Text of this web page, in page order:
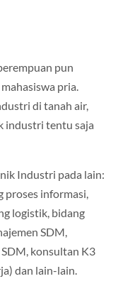
pun
pria.
di tanah air,
industri tentu saja
Industri pada lain:
proses informasi,
logistik, bidang
SDM,
konsultan K3
dan lain-lain.